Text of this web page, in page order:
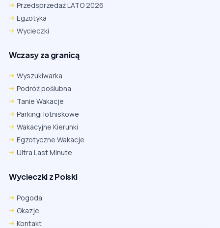
Przedsprzedaż LATO 2026
Egzotyka
Wycieczki
Wczasy za granicą
Wyszukiwarka
Podróż poślubna
Tanie Wakacje
Parkingi lotniskowe
Wakacyjne Kierunki
Egzotyczne Wakacje
Ultra Last Minute
Wycieczki z Polski
Pogoda
Okazje
Kontakt